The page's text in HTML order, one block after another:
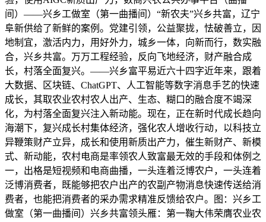
间）——兴乡工做室（第一曲播间）“新农夫”兴乡共富，辽宁
阜新供给了新鲜的案例。党建引领，公益聚拢，怯破善立，因
地制宜，激活内力，用好外力，城乡一体，向新而行，数实融
合，兴乡共富。万万工程经验，反向飞地经济，财产融合成
长，村落全面复兴。——兴乡富平易近六十四字近年来，跟着
大数据、区块链、ChatGPT、人工智能等数字消息手艺的快速
成长，其取农业农村农人出产、生态、糊口的融合度不竭深
化，为村落全面复兴注入新动能。现在，正在新时代成长趋向
海潮下，复兴成长村集体经济，强化农人增收行动，以科技立
异鞭策财产立异，成长和使用新质出产力，催生新财产、新模
式、新动能，农村电商是率领农人致富最无效的手段和体例之
一，出格是短视频和电商曲播，一头连着泛博农户，一头连着
泛博消费者，既能够把农户出产的农副产物消息快速传送给消
费者，也能把消费者的采办需求精准反馈给农户。图：兴乡工
做室（第一曲播间）兴乡共富领头雁：第一鞠大伟荣膺农业农